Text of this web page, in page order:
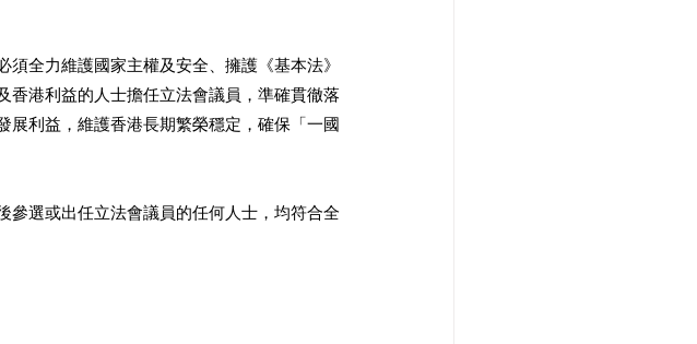
全力維護國家主權及安全、擁護《基本法》
港利益的人士擔任立法會議員，準確貫徹落
利益，維護香港長期繁榮穩定，確保「一國
參選或出任立法會議員的任何人士，均符合全